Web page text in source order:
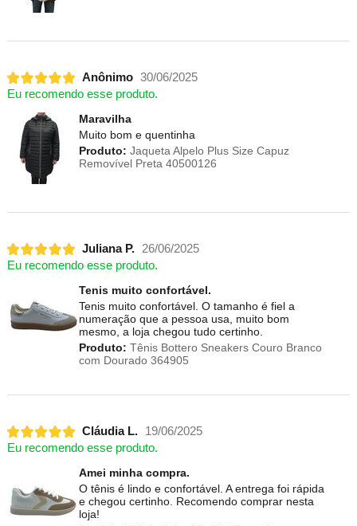
Anônimo 30/06/2025
Eu recomendo esse produto.
Maravilha
Muito bom e quentinha
Produto: Jaqueta Alpelo Plus Size Capuz
Removível Preta 40500126
Juliana P.
26/06/2025
Eu recomendo esse produto.
Tenis muito confortável.
Tenis muito confortável. O tamanho é fiel a
numeração que a pessoa usa, muito bom
mesmo, a loja chegou tudo certinho.
Produto: Tênis Bottero Sneakers Couro Branco
com Dourado 364905
Cláudia L.
19/06/2025
Eu recomendo esse produto.
Amei minha compra.
O tênis é lindo e confortável. A entrega foi rápida
e chegou certinho. Recomendo comprar nesta
loja!